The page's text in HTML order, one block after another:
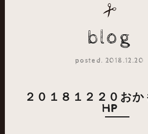
blog
posted. 2018.12.20
２０１８１２２０おか
HP